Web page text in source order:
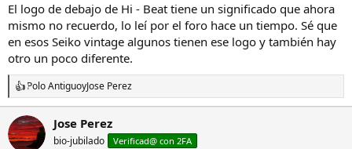
:
El logo de debajo de Hi - Beat tiene un significado que ahora
mismo no recuerdo, lo leí por el foro hace un tiempo. Sé que
en esos Seiko vintage algunos tienen ese logo y también hay
otro un poco diferente.
R
e
a
c
c
Polo AntiguoyJose Perez
Jose Perez
bio-jubilado Verificad@ con 2FA